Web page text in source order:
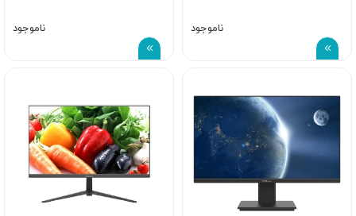
ناموجود ناموجود